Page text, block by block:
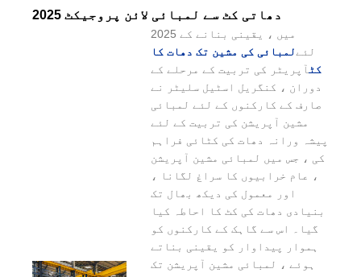
2025 دھاتی کٹ سے لمبائی لائن پروجیکٹ
2025 میں ، یقینی بنانے کے
لئےلمبائی کی مشین تک دھات کا
کٹآپریٹر کی تربیت کے مرحلے کے
دوران ، کنگریل اسٹیل سلیٹر نے
صارف کے کارکنوں کے لئے لمبائی
مشین آپریشن کی تربیت کے لئے
پیشہ ورانہ دھات کی کٹائی فراہم
کی ، جس میں لمبائی مشین آپریشن
، عام خرابیوں کا سراغ لگانا ،
اور معمول کی دیکھ بھال تک
بنیادی دھات کی کٹ کا احاطہ کیا
گیا۔ اس سے گاہک کے کارکنوں کو
ہموار پیداوار کو یقینی بناتے
ہوئے ، لمبائی مشین آپریشن تک